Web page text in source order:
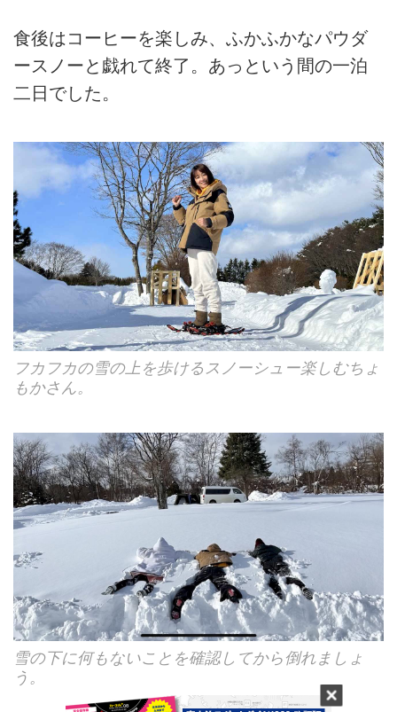
食後はコーヒーを楽しみ、ふかふかなパウダ
ースノーと戯れて終了。あっという間の一泊
二日でした。
フカフカの雪の上を歩けるスノーシュー楽しむちょ
もかさん。
雪の下に何もないことを確認してから倒れましょ
う。